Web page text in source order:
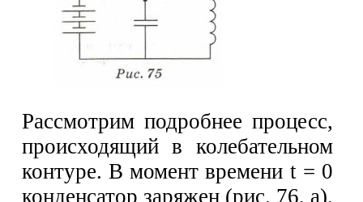
Рассмотрим подробнее процесс,
происходящий в колебательном
контуре. В момент времени t = 0
конденсатор заряжен (рис. 76, а).